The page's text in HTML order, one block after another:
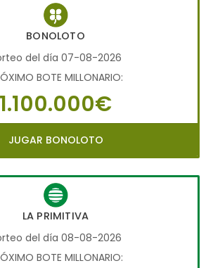
BONOLOTO
del día 07-08-2026
BOTE MILLONARIO:
1.100.000€
JUGAR BONOLOTO
LA PRIMITIVA
del día 08-08-2026
BOTE MILLONARIO: